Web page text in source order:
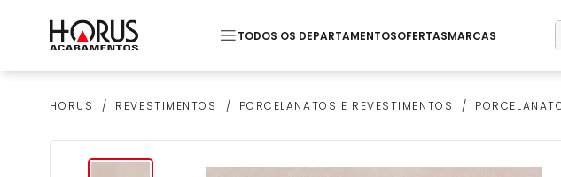
TODOS OS DEPARTAMENTOSOFERTASMARCAS
HORUS REVESTIMENTOS PORCELANATOS E REVESTIMENTOS
2º Monocomando Lavatorio